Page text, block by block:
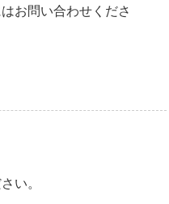
お問い合わせくださ
い。